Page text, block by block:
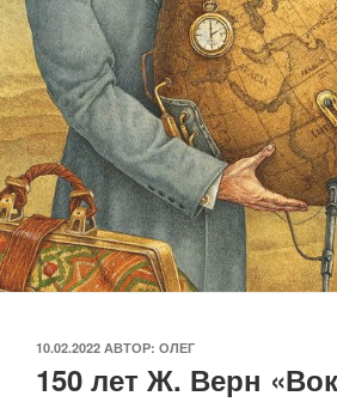
ОПУБЛИКОВАНО
10.02.2022 АВТОР: ОЛЕГ
150 лет Ж. Верн